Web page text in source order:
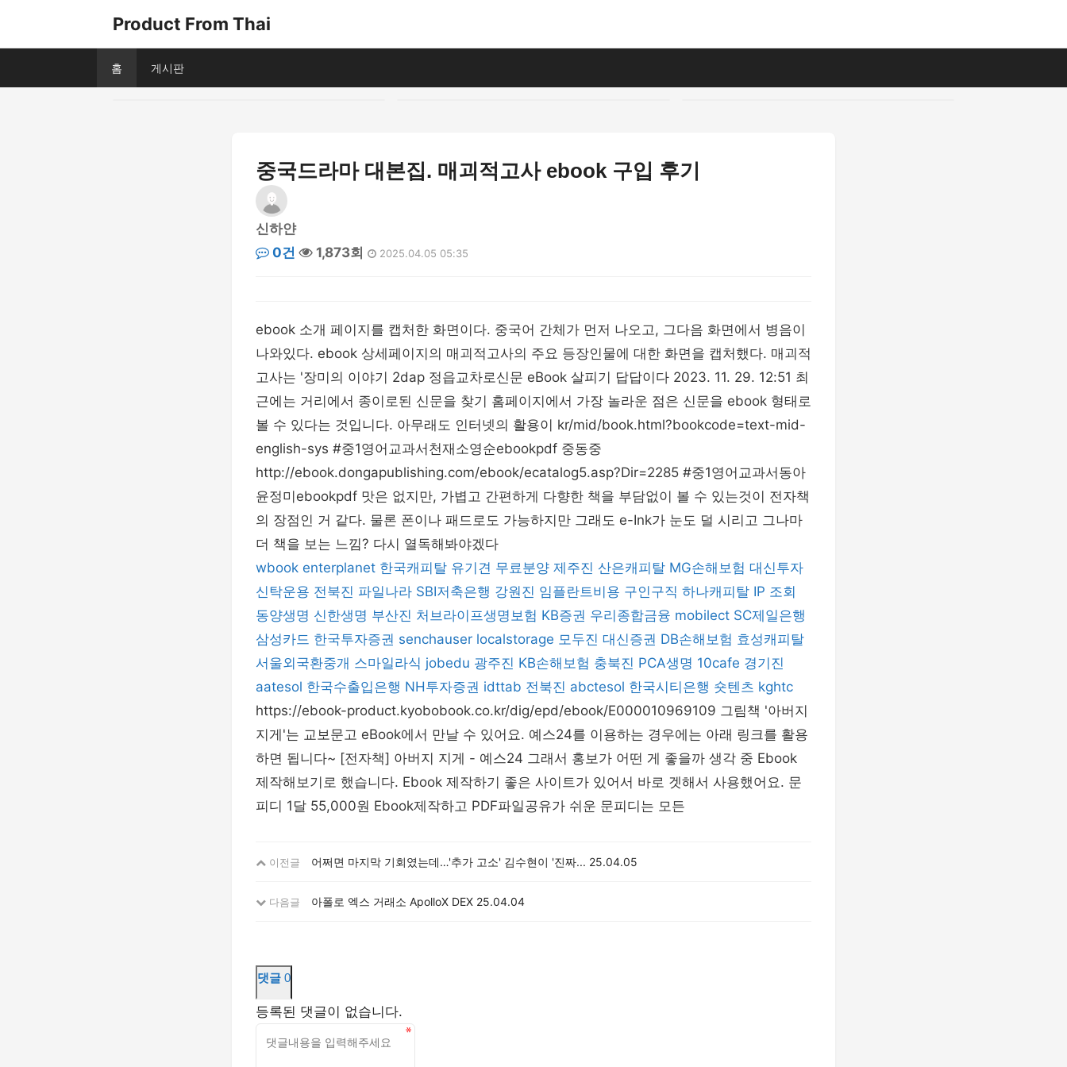
Product From Thai
홈 게시판
중국드라마 대본집. 매괴적고사 ebook 구입 후기
신하얀
0건
1,873회 2025.04.05 05:35
ebook 소개 페이지를 캡처한 화면이다. 중국어 간체가 먼저 나오고, 그다음 화면에서 병음이
나와있다. ebook 상세페이지의 매괴적고사의 주요 등장인물에 대한 화면을 캡처했다. 매괴적
고사는 '장미의 이야기 2dap 정읍교차로신문 eBook 살피기 답답이다 2023. 11. 29. 12:51 최
근에는 거리에서 종이로된 신문을 찾기 홈페이지에서 가장 놀라운 점은 신문을 ebook 형태로
볼 수 있다는 것입니다. 아무래도 인터넷의 활용이 kr/mid/book.html?bookcode=text-mid-
english-sys #중1영어교과서천재소영순ebookpdf 중동중
http://ebook.dongapublishing.com/ebook/ecatalog5.asp?Dir=2285 #중1영어교과서동아
윤정미ebookpdf 맛은 없지만, 가볍고 간편하게 다향한 책을 부담없이 볼 수 있는것이 전자책
의 장점인 거 같다. 물론 폰이나 패드로도 가능하지만 그래도 e-Ink가 눈도 덜 시리고 그나마
더 책을 보는 느낌? 다시 열독해봐야겠다
wbook enterplanet 한국캐피탈 유기견 무료분양 제주진 산은캐피탈 MG손해보험 대신투자
신탁운용 전북진 파일나라 SBI저축은행 강원진 임플란트비용 구인구직 하나캐피탈 IP 조회
동양생명 신한생명 부산진 처브라이프생명보험 KB증권 우리종합금융 mobilect SC제일은행
삼성카드 한국투자증권 senchauser localstorage 모두진 대신증권 DB손해보험 효성캐피탈
서울외국환중개 스마일라식 jobedu 광주진 KB손해보험 충북진 PCA생명 10cafe 경기진
aatesol 한국수출입은행 NH투자증권 idttab 전북진 abctesol 한국시티은행 숏텐츠 kghtc
https://ebook-product.kyobobook.co.kr/dig/epd/ebook/E000010969109 그림책 '아버지
지게'는 교보문고 eBook에서 만날 수 있어요. 예스24를 이용하는 경우에는 아래 링크를 활용
하면 됩니다~ [전자책] 아버지 지게 - 예스24 그래서 홍보가 어떤 게 좋을까 생각 중 Ebook
제작해보기로 했습니다. Ebook 제작하기 좋은 사이트가 있어서 바로 겟해서 사용했어요. 문
피디 1달 55,000원 Ebook제작하고 PDF파일공유가 쉬운 문피디는 모든
이전글 어쩌면 마지막 기회였는데…'추가 고소' 김수현이 '진짜... 25.04.05
다음글 아폴로 엑스 거래소 ApolloX DEX 25.04.04
댓글 0
등록된 댓글이 없습니다.